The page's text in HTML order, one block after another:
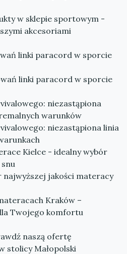
w sklepie sportowym -
akcesoriami
linki paracord w sporcie
linki paracord w sporcie
niezastąpiona
warunków
niezastąpiona linia
Kielce - idealny wybór
jakości materacy
Kraków –
Twojego komfortu
naszą ofertę
stolicy Małopolski